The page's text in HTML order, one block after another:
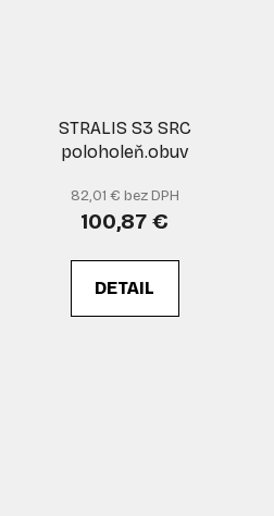
STRALIS S3 SRC
poloholeň.obuv
82,01 € bez DPH
100,87 €
DETAIL